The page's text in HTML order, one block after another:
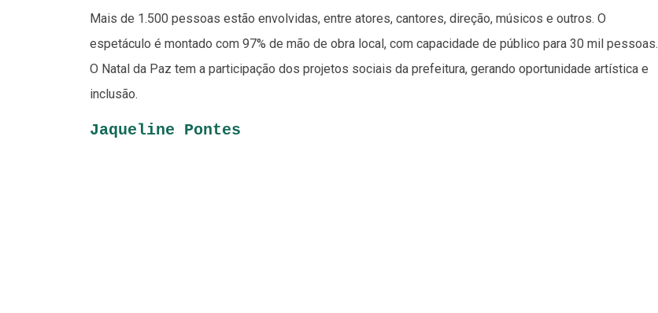
Mais de 1.500 pessoas estão envolvidas, entre atores, cantores, direção, músicos e outros. O
espetáculo é montado com 97% de mão de obra local, com capacidade de público para 30 mil pessoas.
O Natal da Paz tem a participação dos projetos sociais da prefeitura, gerando oportunidade artística e
inclusão.
Jaqueline Pontes